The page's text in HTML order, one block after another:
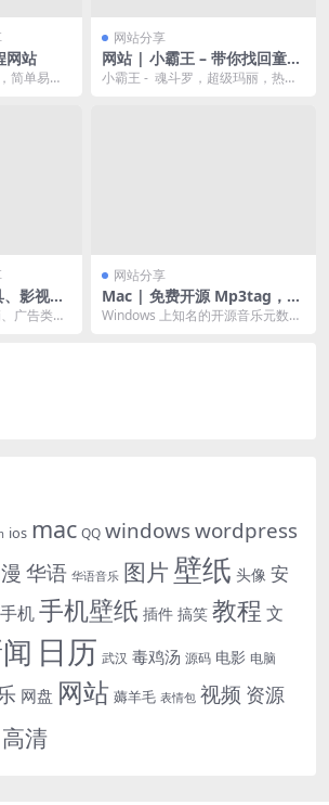
网站
简单易学
网站分享
网站 | 小霸王 – 带你找回童年
的记忆
小霸王 - 魂斗罗，超级玛丽，热血
影视资
广告类型
网站分享
Mac | 免费开源 Mp3tag，为
MP3 等音乐文件添加修改、歌
Windows 上知名的开源音乐元数据
ios mac QQ windowswordpress
华语 华语音乐 图片 壁纸 头像 安
手机手机壁纸 插件 搞笑 教程 文
日历 武汉 毒鸡汤 源码 电影 电脑
网盘 网站 薅羊毛 表情包 视频 资源
高清